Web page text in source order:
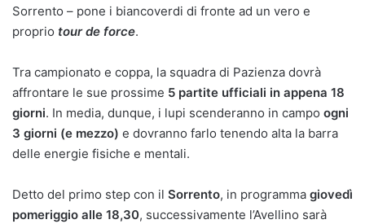
Sorrento – pone i biancoverdi di fronte ad un vero e
proprio tour de force.
Tra campionato e coppa, la squadra di Pazienza dovrà
affrontare le sue prossime 5 partite ufficiali in appena 18
giorni. In media, dunque, i lupi scenderanno in campo ogni
3 giorni (e mezzo) e dovranno farlo tenendo alta la barra
delle energie fisiche e mentali.
Detto del primo step con il Sorrento, in programma giovedì
pomeriggio alle 18,30, successivamente l’Avellino sarà